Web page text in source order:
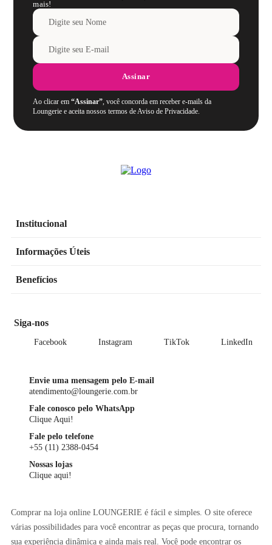
mais!
Assinar
Ao clicar em“Assinar”, você concorda em receber e-mails da
Loungerie e aceita nossos termos de Aviso de Privacidade.
Institucional
Informações Úteis
Benefícios
Siga-nos
Facebook Instagram TikTok LinkedIn
Envie uma mensagem pelo E-mail
atendimento@loungerie.com.br
Fale conosco pelo WhatsApp
Clique Aqui!
Fale pelo telefone
+55 (11) 2388-0454
Nossas lojas
Clique aqui!
Comprar na loja online LOUNGERIE é fácil e simples. O site oferece
várias possibilidades para você encontrar as peças que procura, tornando
sua experiência dinâmica e ainda mais real. Você pode encontrar os